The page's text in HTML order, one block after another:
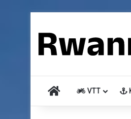
Accueil VTT